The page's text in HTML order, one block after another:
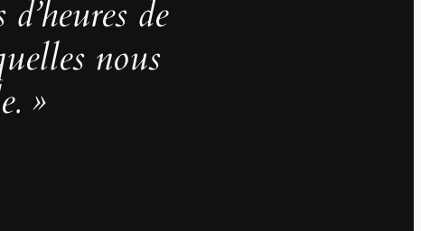
de
nous
»